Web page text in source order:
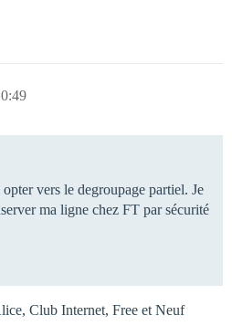
vers le degroupage partiel. Je
ma ligne chez FT par sécurité
Club Internet, Free et Neuf